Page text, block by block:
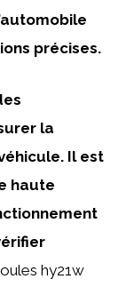
précises.
la
Il est
haute
hy21w